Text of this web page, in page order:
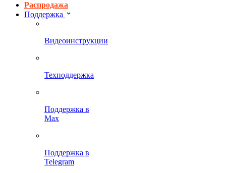
Распродажа
Поддержка
Видеоинструкции
Техподдержка
Поддержка в
Max
Поддержка в
Telegram